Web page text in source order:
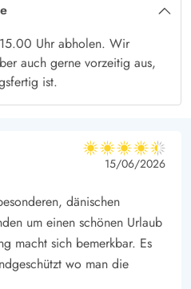
Uhr abholen. Wir
auch gerne vorzeitig aus,
ist.
4.5 von 5
4.5 von 5
4.5 out of 5
15/06/2026
dänischen
um einen schönen Urlaub
macht sich bemerkbar. Es
wo man die